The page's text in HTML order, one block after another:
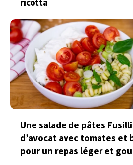
ricotta
Une salade de pâtes
d’avocat avec tomates et
pour un repas léger et